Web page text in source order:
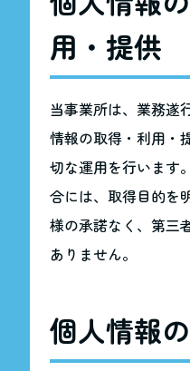
用・提供
当事業所は、業務遂
情報の取得・利用・
切な運用を行います
合には、取得目的を
様の承諾なく、第三
ありません。
個人情報